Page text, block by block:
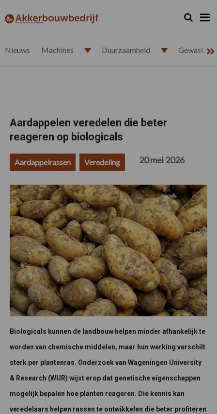
de
de
de
de
akkerbouwbedrijf.nl Zoeken...
Zoek
Nieuws Machines Duurzaamheid
Aardappelen veredelen die beter
reageren op biologicals
Aardappelrassen Veredeling 20 mei 2026
Biologicals kunnen de landbouw helpen minder afhankelijk te
worden van chemische middelen, maar hun werking verschilt
sterk per plantenras. Onderzoek van Wageningen University
& Research (WUR) wijst erop dat genetische eigenschappen
mogelijk bepalen hoe planten reageren. Die kennis kan
veredelaars helpen rassen te ontwikkelen die beter profiteren